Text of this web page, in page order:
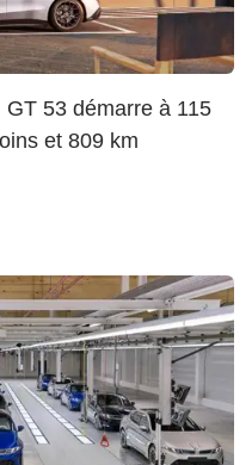
53 démarre à 115
et 809 km